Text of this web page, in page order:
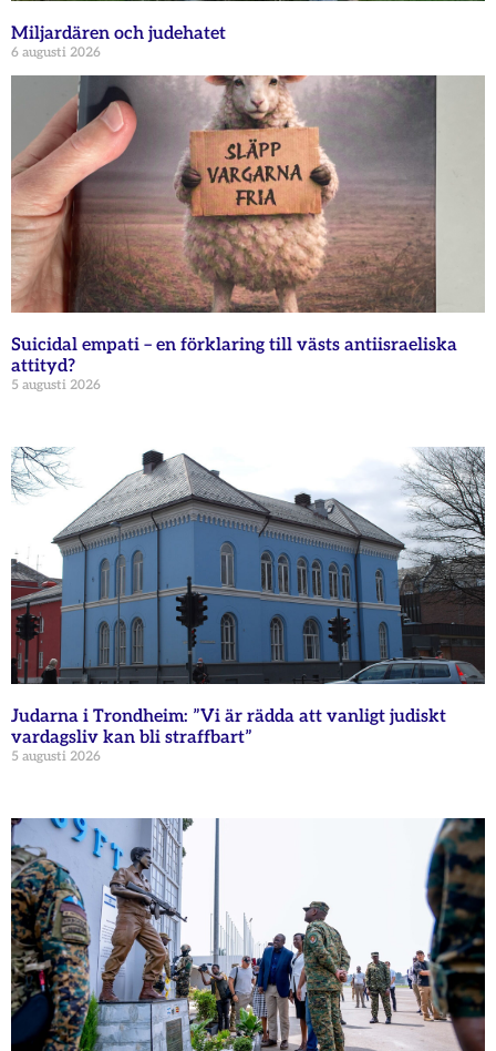
Miljardären och judehatet
6 augusti 2026
Suicidal empati – en förklaring till västs antiisraeliska
attityd?
5 augusti 2026
Judarna i Trondheim: ”Vi är rädda att vanligt judiskt
vardagsliv kan bli straffbart”
5 augusti 2026